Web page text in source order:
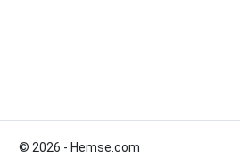
© 2026 - Hemse.com